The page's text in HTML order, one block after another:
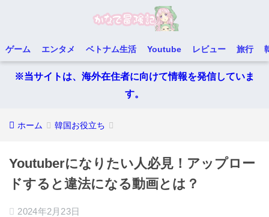
ゲーム エンタメ ベトナム生活 Youtube レビュー 旅行
※当サイトは、海外在住者に向けて情報を発信していま
す。
ホーム 韓国お役立ち
Youtuberになりたい人必見！アップロー
ドすると違法になる動画とは？
2024年2月23日